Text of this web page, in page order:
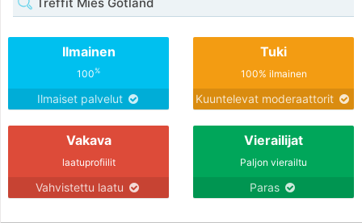
Ilmainen
100%
Ilmaiset palvelut
Tuki
100% ilmainen
Kuuntelevat moderaattorit
Vakava
laatuprofiilit
Vahvistettu laatu
Vierailijat
Paljon vierailtu
Paras